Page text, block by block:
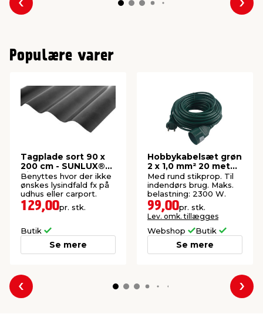
Forrige
Populære varer
Tagplade sort 90 x
200 cm - SUNLUX®
Sinus
Benyttes hvor der ikke
ønskes lysindfald fx på
udhus eller carport.
129,00pr. stk.
Butik
Se mere
Hobbykabelsæt grøn
2 x 1,0 mm² 20 meter
- Elworks
Med rund stikprop. Til
indendørs brug. Maks.
belastning: 2300 W.
99,00pr. stk.
Lev. omk. tillægges
Webshop Butik
Se mere
Forrige